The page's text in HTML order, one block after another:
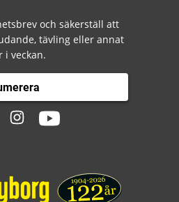
och säkerställ att
tävling eller annat
i veckan.